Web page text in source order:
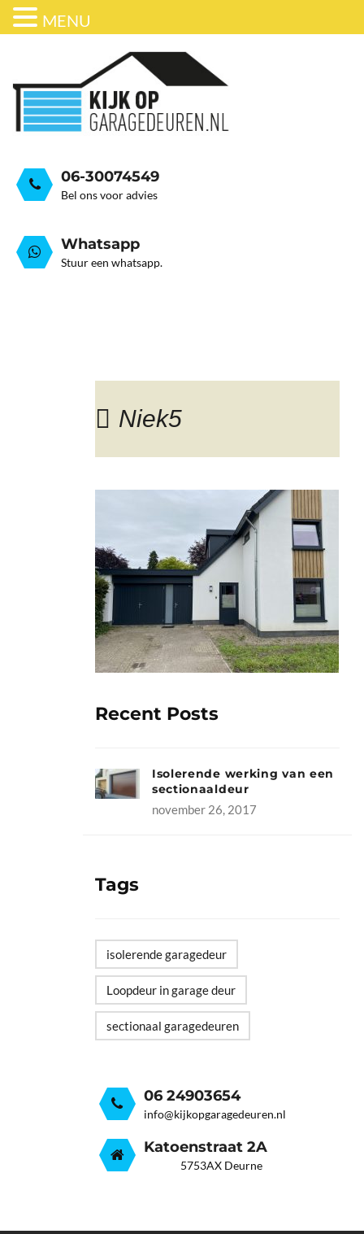
GRATIS ADVIESGESPREK
OVER ONS
GARAGEDEUREN
STALEN GARAGE KANTELDEUREN
06-30074549
Bel ons voor advies
Whatsapp
Stuur een whatsapp.
Niek5
Recent Posts
Isolerende werking van een
sectionaaldeur
november 26, 2017
Tags
isolerende garagedeur
Loopdeur in garage deur
sectionaal garagedeuren
06 24903654
info@kijkopgaragedeuren.nl
Katoenstraat 2A
5753AX Deurne
MENU